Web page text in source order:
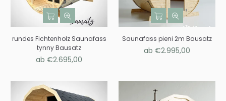
rundes Fichtenholz Saunafass
tynny Bausatz
ab €2.695,00
Saunafass pieni 2m Bausatz
ab €2.995,00